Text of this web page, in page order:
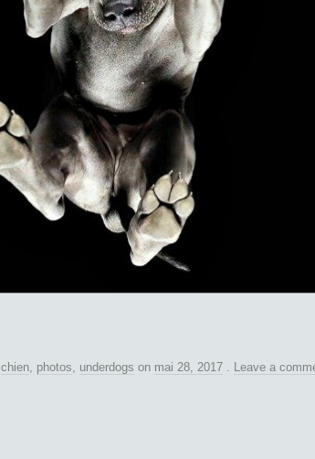
chien photos underdogs on mai 28, 2017 Leave a